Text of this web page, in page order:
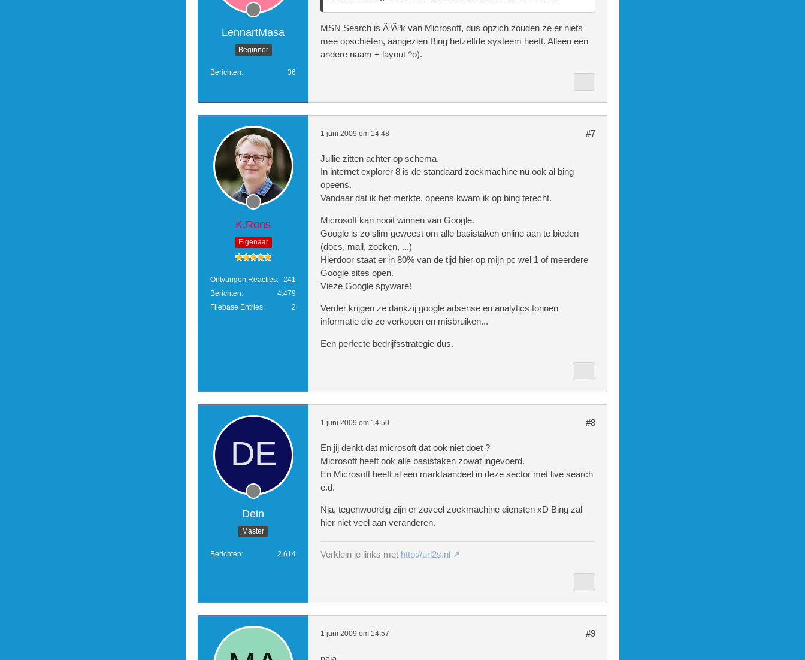
LennartMasa
Beginner
Berichten 36
MSN Search is Ã³Ã³k van Microsoft, dus opzich zouden ze er niets
mee opschieten, aangezien Bing hetzelfde systeem heeft. Alleen een
andere naam + layout ^o).
K.Rens
Eigenaar
Ontvangen Reacties
241
Berichten
4.479
Filebase Entries
2
1 juni 2009 om 14:48 #7
Jullie zitten achter op schema.
In internet explorer 8 is de standaard zoekmachine nu ook al bing
opeens.
Vandaar dat ik het merkte, opeens kwam ik op bing terecht.
Microsoft kan nooit winnen van Google.
Google is zo slim geweest om alle basistaken online aan te bieden
(docs, mail, zoeken, ...)
Hierdoor staat er in 80% van de tijd hier op mijn pc wel 1 of meerdere
Google sites open.
Vieze Google spyware!
Verder krijgen ze dankzij google adsense en analytics tonnen
informatie die ze verkopen en misbruiken...
Een perfecte bedrijfsstrategie dus.
Dein
Master
Berichten 2.614
1 juni 2009 om 14:50 #8
En jij denkt dat microsoft dat ook niet doet ?
Microsoft heeft ook alle basistaken zowat ingevoerd.
En Microsoft heeft al een marktaandeel in deze sector met live search
e.d.
Nja, tegenwoordig zijn er zoveel zoekmachine diensten xD Bing zal
hier niet veel aan veranderen.
Verklein je links met http://url2s.nl
1 juni 2009 om 14:57 #9